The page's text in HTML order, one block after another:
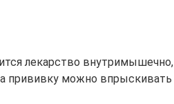
лекарство внутримышечно,
прививку можно впрыскивать